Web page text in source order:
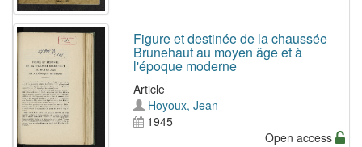
Figure et destinée de la chaussée
Brunehaut au moyen âge et à
l'époque moderne
Article
Hoyoux, Jean
1945
Open access